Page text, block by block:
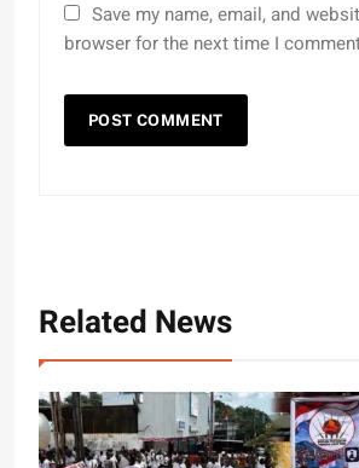
Save my name, email, and
browser for the next time I
Related News